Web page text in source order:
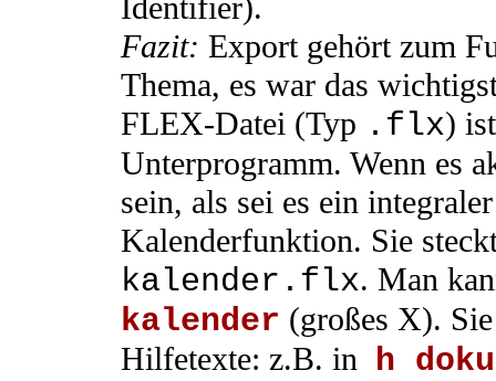
Identifier).
Fazit: Export gehört zum
Thema, es war das
FLEX-Datei (Typ .flx)
Unterprogramm. Wenn es
sein, als sei es ein
Kalenderfunktion. Sie
kalender.flx. Man
kalender (großes X).
Hilfetexte: z.B. in h doku